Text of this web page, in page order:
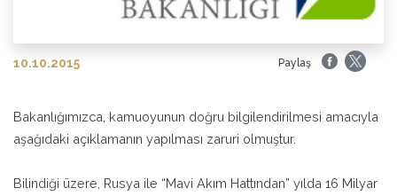
10.10.2015 Paylaş
Bakanlığımızca, kamuoyunun doğru bilgilendirilmesi amacıyla
aşağıdaki açıklamanın yapılması zaruri olmuştur.
Bilindiği üzere, Rusya ile “Mavi Akım Hattından” yılda 16 Milyar